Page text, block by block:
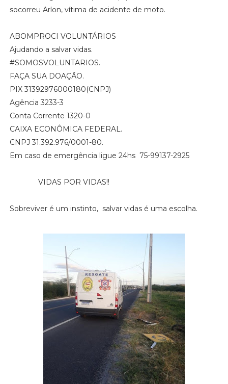
socorreu Arlon, vítima de acidente de moto.
ABOMPROCI VOLUNTÁRIOS
Ajudando a salvar vidas.
#SOMOSVOLUNTARIOS.
FAÇA SUA DOAÇÃO.
PIX 31392976000180(CNPJ)
Agência 3233-3
Conta Corrente 1320-0
CAIXA ECONÔMICA FEDERAL.
CNPJ 31.392.976/0001-80.
Em caso de emergência ligue 24hs 75-99137-2925
VIDAS POR VIDAS!!
Sobreviver é um instinto, salvar vidas é uma escolha.